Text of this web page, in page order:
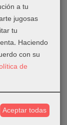
a tu
jugosas
tu
Haciendo
con su
de
Aceptar todas